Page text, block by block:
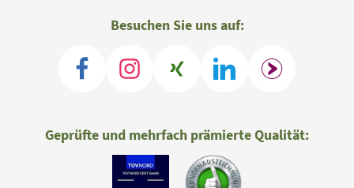
Besuchen Sie uns auf:
Geprüfte und mehrfach prämierte Qualität: